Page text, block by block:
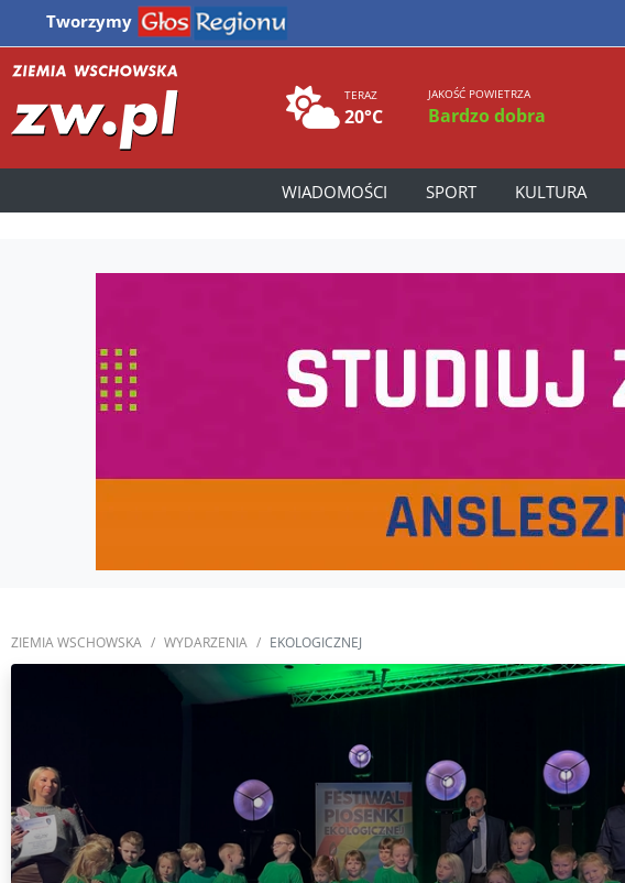
Tworzymy
TERAZ
20°C
JAKOŚĆ POWIETRZA
Bardzo dobra
WIADOMOŚCI SPORT KULTURA
ZIEMIA WSCHOWSKA WYDARZENIA EKOLOGICZNEJ